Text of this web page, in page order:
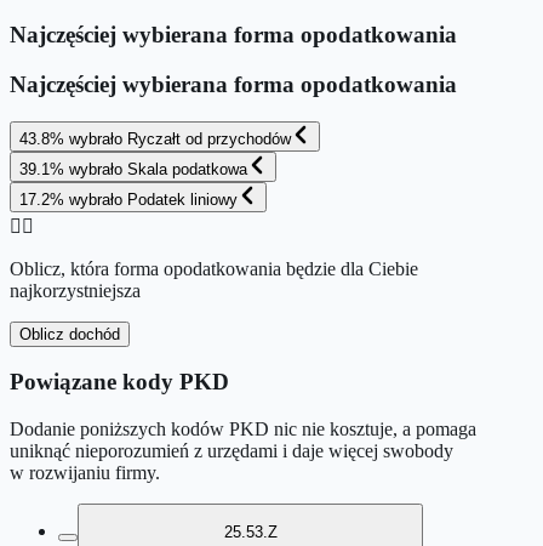
Najczęściej wybierana forma opodatkowania
Najczęściej wybierana forma opodatkowania
43.8% wybrało Ryczałt od przychodów
39.1% wybrało Skala podatkowa
17.2% wybrało Podatek liniowy
👉🏻
Oblicz, która forma opodatkowania będzie dla Ciebie
najkorzystniejsza
Oblicz dochód
Powiązane kody PKD
Dodanie poniższych kodów PKD nic nie kosztuje, a pomaga
uniknąć nieporozumień z urzędami i daje więcej swobody
w rozwijaniu firmy.
25.53.Z